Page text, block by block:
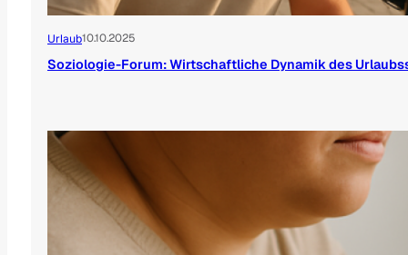
Urlaub10.10.2025
Soziologie-Forum: Wirtschaftliche Dynamik des